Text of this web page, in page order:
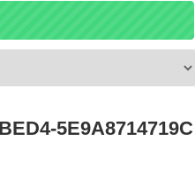
5E9A8714719C